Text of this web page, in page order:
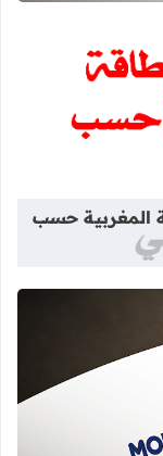
عن أحرف و أرقام
المغربية حسب
عن جذاذة مولود جديد